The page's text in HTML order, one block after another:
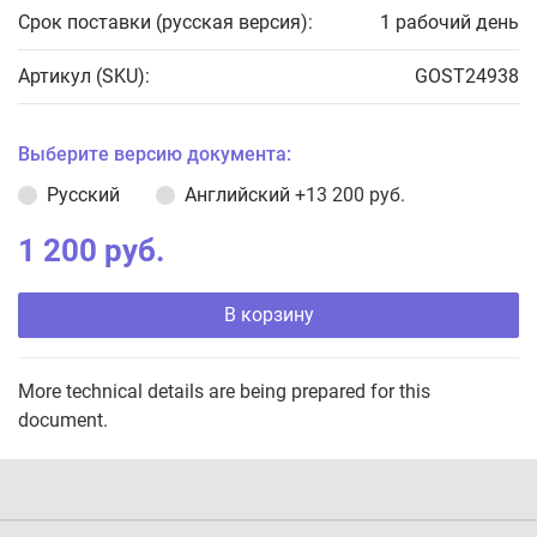
Срок поставки (русская версия): 1 рабочий день
Артикул (SKU): GOST24938
Выберите версию документа:
Русский
Английский +13 200 руб.
1 200 руб.
В корзину
More technical details are being prepared for this
document.